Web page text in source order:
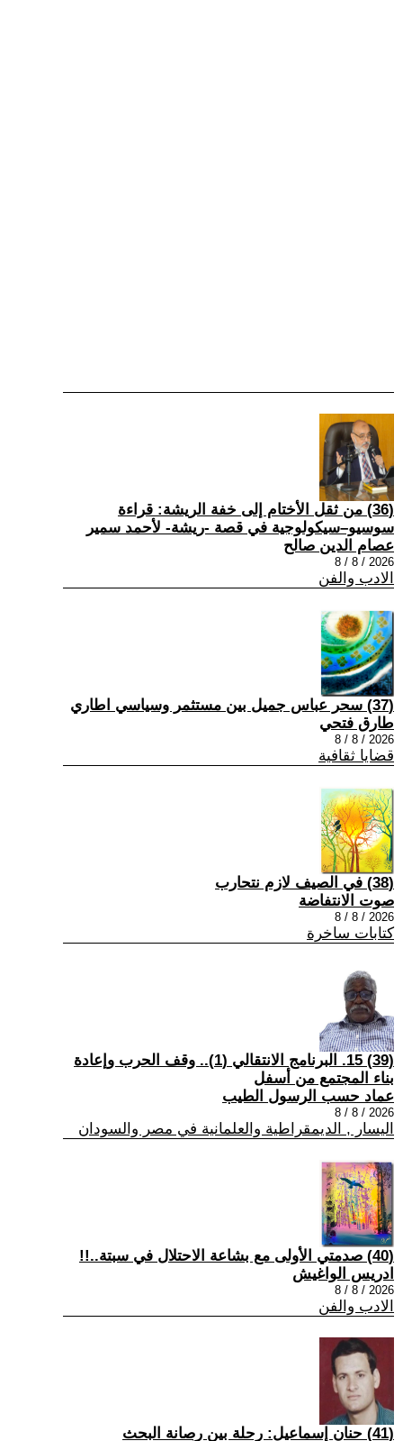
(36) من ثقل الأختام إلى خفة الريشة: قراءة
سوسيو–سيكولوجية في قصة -ريشة- لأحمد سمير
عصام الدين صالح
2026 / 8 / 8
الادب والفن
(37) سحر عباس جميل بين مستثمر وسياسي اطاري
طارق فتحي
2026 / 8 / 8
قضايا ثقافية
(38) في الصيف لازم نتحارب
صوت الانتفاضة
2026 / 8 / 8
كتابات ساخرة
(39) 15. البرنامج الانتقالي (1).. وقف الحرب وإعادة
بناء المجتمع من أسفل
عماد حسب الرسول الطيب
2026 / 8 / 8
اليسار , الديمقراطية والعلمانية في مصر والسودان
(40) صدمتي الأولى مع بشاعة الاحتلال في سبتة..!!
ادريس الواغيش
2026 / 8 / 8
الادب والفن
(41) حنان إسماعيل: رحلة بين رصانة البحث